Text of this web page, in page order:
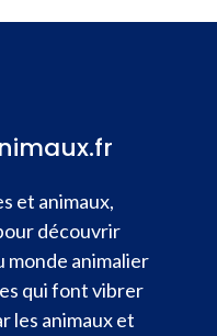
et animaux,
découvrir
monde animalier
qui font vibrer
les animaux et